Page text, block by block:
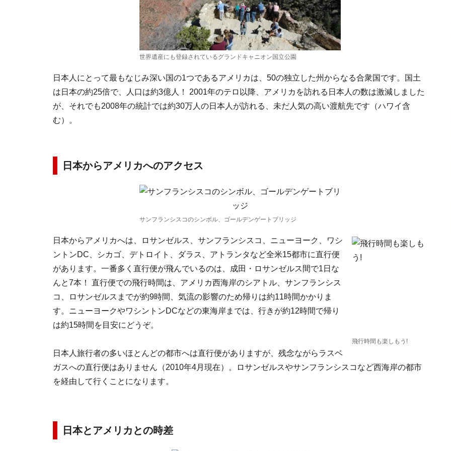
世界遺産にも登録されているグランドキャニオン国立公園
日本人にとって最もなじみ深い国の1つであるアメリカは、50の独立した州からなる合衆国です。国土
は日本の約25倍で、人口は約3億人！ 2001年のテロ以降、アメリカを訪れる日本人の数は激減しました
が、それでも2008年の統計では約30万人の日本人が訪れる、未だ人気の高い渡航先です（ハワイ含
む）。
日本からアメリカへのアクセス
サンフランシスコのシンボル、ゴールデンゲートブリッジ
飛行時間も楽しもう!
日本からアメリカへは、ロサンゼルス、サンフランシスコ、ニューヨーク、ワシ
ントンDC、シカゴ、デトロイト、ダラス、アトランタなど全米15都市に直行便
があります。一番多く直行便が飛んでいるのは、成田・ロサンゼルス間で1日な
んと7本！ 直行便での飛行時間は、アメリカ西海岸のシアトル、サンフランシス
コ、ロサンゼルスまでが約9時間、気流の影響のため帰りは約11時間かかりま
す。ニューヨークやワシントンDCなどの東海岸までは、行きが約12時間で帰り
は約15時間を目安にどうぞ。
日本人旅行者の多いほとんどの都市へは直行便がありますが、残念ながらラスベ
ガスへの直行便はありません（2010年4月現在）。ロサンゼルスやサンフランシスコなど西海岸の都市
を経由して行くことになります。
日本とアメリカとの時差